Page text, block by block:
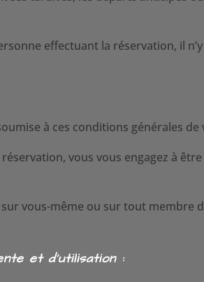
effectuant la réservation, il
à ces conditions générales de
vous vous engagez à
vous-même ou sur tout membre
et d’utilisation :